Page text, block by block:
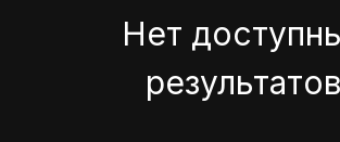
Нет
результатов